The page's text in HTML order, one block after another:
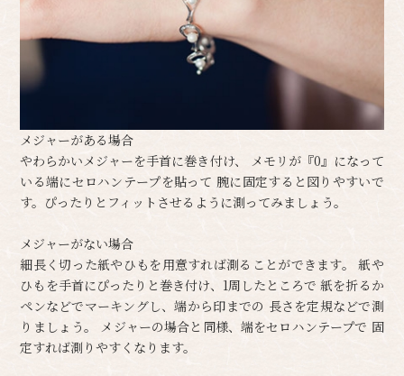
メジャーがある場合
やわらかいメジャーを手首に巻き付け、 メモリが『0』になって
いる端にセロハンテープを貼って 腕に固定すると図りやすいで
す。ぴったりとフィットさせるように測ってみましょう。
メジャーがない場合
細長く切った紙やひもを用意すれば測ることができます。 紙や
ひもを手首にぴったりと巻き付け、1周したところで 紙を折るか
ペンなどでマーキングし、端から印までの 長さを定規などで測
りましょう。 メジャーの場合と同様、端をセロハンテープで 固
定すれば測りやすくなります。